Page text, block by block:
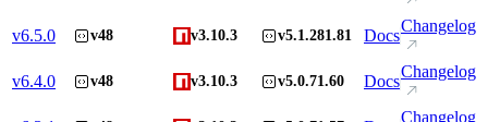
v6.5.0 v48 v3.10.3 v5.1.281.81 Docs
Changelog
v6.4.0 v48 v3.10.3 v5.0.71.60 Docs
Changelog
Changelog